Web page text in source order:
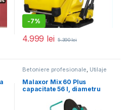
-7%
4.999 lei 5.390lei
Betoniere profesionale Utilaje
pentru construcții
Malaxor Mix 60 Plus
capacitate 56 l, diametru